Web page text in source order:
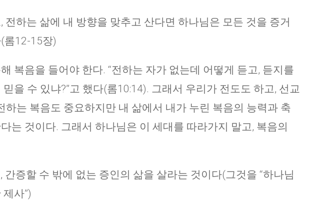
전하는 삶에 내 방향을 맞추고 산다면 하나님은 모든 것을 증거
롬12-15장)
복음을 들어야 한다. “전하는 자가 없는데 어떻게 듣고, 듣지를
을 수 있냐?”고 했다(롬10:14). 그래서 우리가 전도도 하고, 선교
하는 복음도 중요하지만 내 삶에서 내가 누린 복음의 능력과 축
는 것이다. 그래서 하나님은 이 세대를 따라가지 말고, 복음의
간증할 수 밖에 없는 증인의 삶을 살라는 것이다(그것을 “하나님
사”)